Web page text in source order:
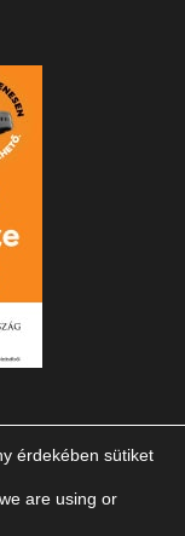
érdekében sütiket
are using or